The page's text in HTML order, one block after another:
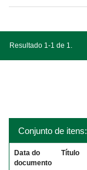
Resultado 1-1 de 1.
Conjunto de itens:
Data do
documento
Título